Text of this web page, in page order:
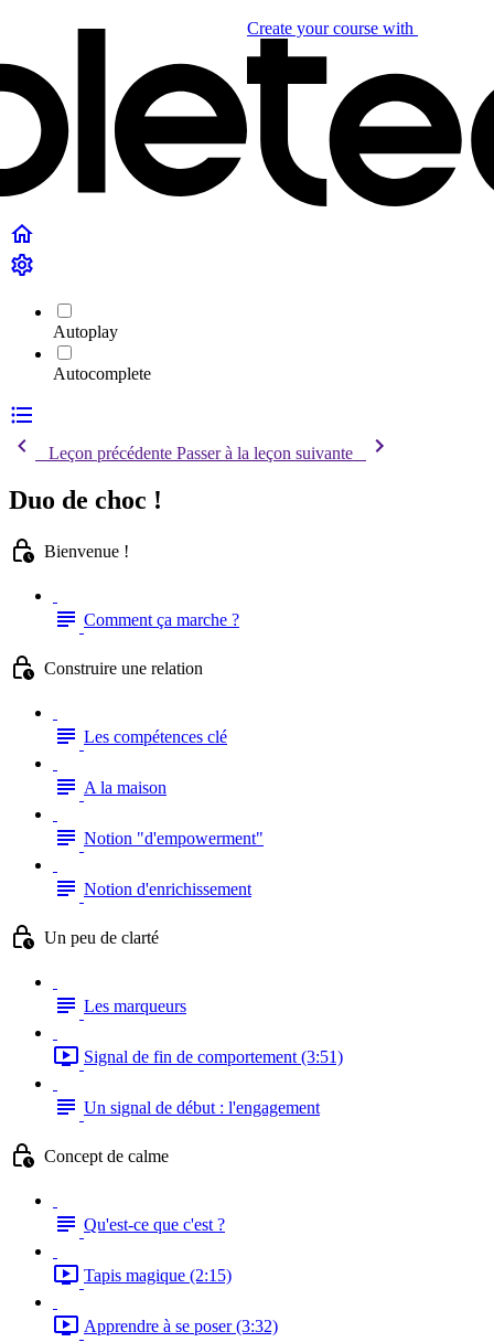
Create your course with
Autoplay
Autocomplete
Leçon précédente Passer à la leçon suivante
Duo de choc !
Bienvenue !
Comment ça marche ?
Construire une relation
Les compétences clé
A la maison
Notion "d'empowerment"
Notion d'enrichissement
Un peu de clarté
Les marqueurs
Signal de fin de comportement (3:51)
Un signal de début : l'engagement
Concept de calme
Qu'est-ce que c'est ?
Tapis magique (2:15)
Apprendre à se poser (3:32)